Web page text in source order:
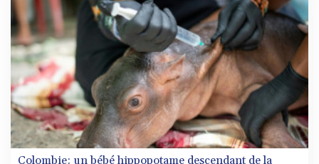
Colombie: un bébé hippopotame descendant de la